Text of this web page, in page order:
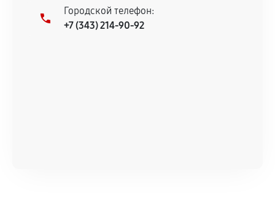
центром.
При этом гарантия на сами комплектующие
Городской телефон:
+7 (343) 214-90-92